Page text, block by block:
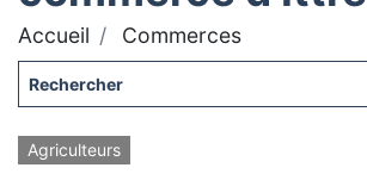
Accueil Commerces
Agriculteurs